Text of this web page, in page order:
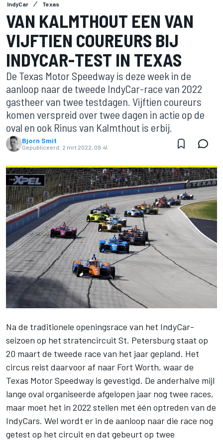
IndyCar Texas
VAN KALMTHOUT EEN VAN
VIJFTIEN COUREURS BIJ
INDYCAR-TEST IN TEXAS
De Texas Motor Speedway is deze week in de
aanloop naar de tweede IndyCar-race van 2022
gastheer van twee testdagen. Vijftien coureurs
komen verspreid over twee dagen in actie op de
oval en ook Rinus van Kalmthout is erbij.
Bjorn Smit
Gepubliceerd: 2 mrt 2022, 09:41
Na de traditionele openingsrace van het IndyCar-
seizoen op het stratencircuit St. Petersburg staat op
20 maart de tweede race van het jaar gepland. Het
circus reist daarvoor af naar Fort Worth, waar de
Texas Motor Speedway is gevestigd. De anderhalve mijl
lange oval organiseerde afgelopen jaar nog twee races,
maar moet het in 2022 stellen met één optreden van de
IndyCars. Wel wordt er in de aanloop naar die race nog
getest op het circuit en dat gebeurt op twee